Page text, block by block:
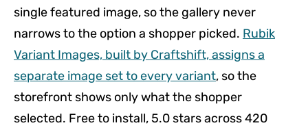
single featured image, so the gallery never
narrows to the option a shopper picked. Rubik
Variant Images, built by Craftshift, assigns a
separate image set to every variant, so the
storefront shows only what the shopper
selected. Free to install, 5.0 stars across 420